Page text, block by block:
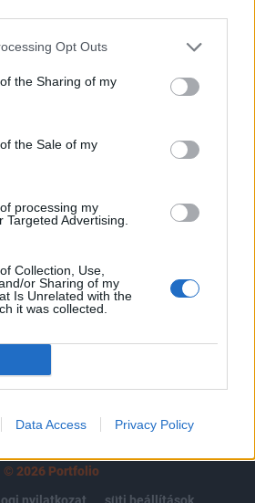
Opt Outs
the Sharing of my
the Sale of my
processing my
Targeted Advertising.
Collection, Use,
or Sharing of my
Is Unrelated with the
it was collected.
Data Access Privacy Policy
előfizetéses
tartalmazza:
cikkarchívum
VAGY?
© 2026 Portfolio
nyilatkozat süti beállítások